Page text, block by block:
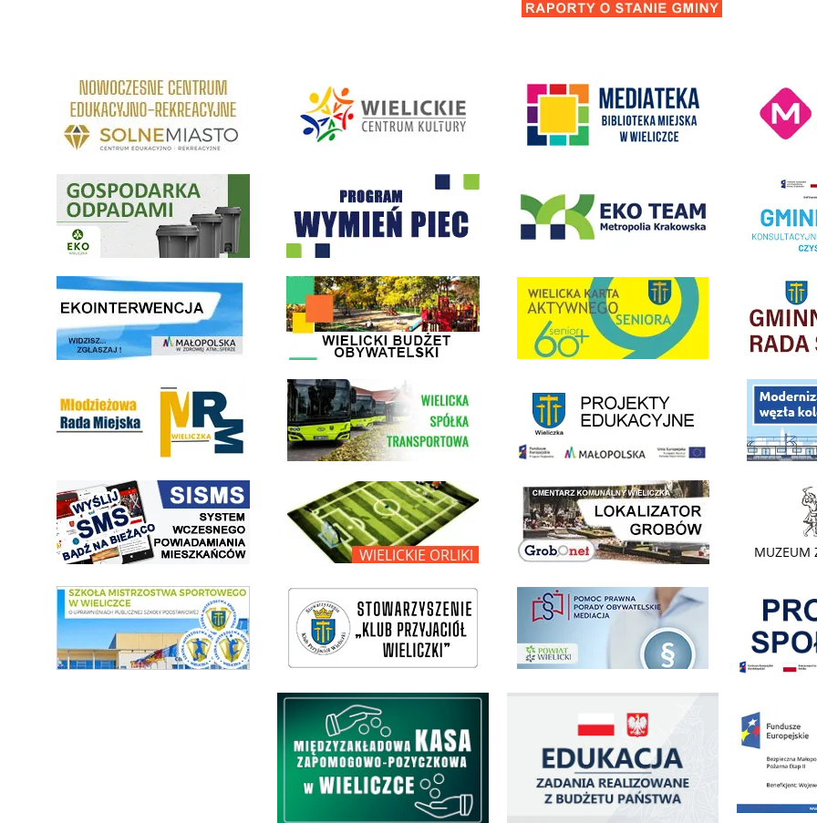
link do strony Centrum Edukacyjno Rekreacyjne
Gospodarka odpadami na terenie Miasta i Gminy Wieliczka Realizacja
link do strony ekointerwencja dot.- powietrza link do strony - Wielicki Budżet Obywatelski link do strony Wielicka Karta Aktywnego Seniora link do strony
link do strony Wielickiej Spółki Transportowej link do strony - projekty edukacyjne dofinansowane z Europejskiego
link do opisu
link do strony systemu wczesnego ostrzegania mieszkańców SISMSlink do opisu projektu Wielickie Orliki link do lokalizatora grobów na wielickim cmentarzu - grobnetlink do strony -
link do SMS Wieliczka wieliczka-wieliczanie na bis pomoc prawna wieliczka
Międzyzakładowa Kasa Zapomogowo - Pożyczkowa
Zakup